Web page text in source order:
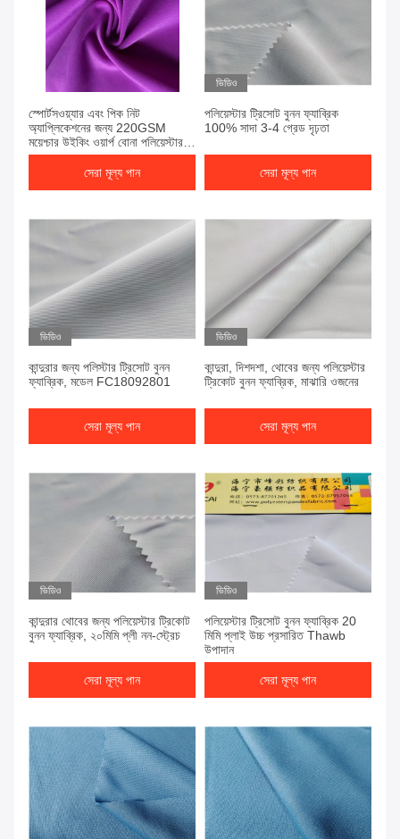
স্পোর্টসওয়্যার এবং পিক নিট
অ্যাপ্লিকেশনের জন্য 220GSM
ময়েশ্চার উইকিং ওয়ার্প বোনা পলিয়েস্টার
ট্রিকোট নিট ফ্যাব্রিক
সেরা মূল্য পান
ভিডিও
পলিয়েস্টার ট্রিসোট বুনন ফ্যাব্রিক
100% সাদা 3-4 গ্রেড দৃঢ়তা
সেরা মূল্য পান
ভিডিও
কান্দুরার জন্য পলিস্টার ট্রিসোট বুনন
ফ্যাব্রিক, মডেল FC18092801
সেরা মূল্য পান
ভিডিও
কান্দুরা, দিশদশা, থোবের জন্য পলিয়েস্টার
ট্রিকোট বুনন ফ্যাব্রিক, মাঝারি ওজনের
সেরা মূল্য পান
ভিডিও
কান্দুরার থোবের জন্য পলিয়েস্টার ট্রিকোট
বুনন ফ্যাব্রিক, ২০মিমি প্লী নন-স্ট্রেচ
সেরা মূল্য পান
ভিডিও
পলিয়েস্টার ট্রিসোট বুনন ফ্যাব্রিক 20
মিমি প্লাই উচ্চ প্রসারিত Thawb
উপাদান
সেরা মূল্য পান